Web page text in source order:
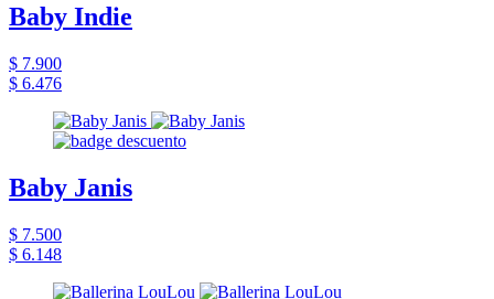
Baby Indie
$ 7.900
$ 6.476
Baby Janis
$ 7.500
$ 6.148